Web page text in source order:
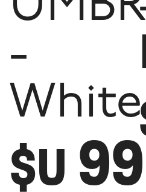
-
White
$U